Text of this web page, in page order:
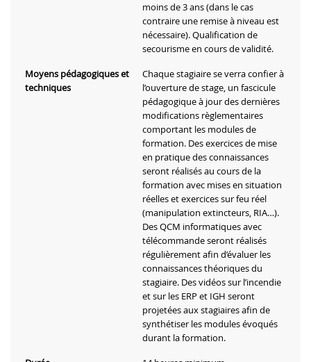
moins de 3 ans (dans le cas
contraire une remise à niveau est
nécessaire). Qualification de
secourisme en cours de validité.
Moyens pédagogiques et
techniques
Chaque stagiaire se verra confier à
l’ouverture de stage, un fascicule
pédagogique à jour des dernières
modifications règlementaires
comportant les modules de
formation. Des exercices de mise
en pratique des connaissances
seront réalisés au cours de la
formation avec mises en situation
réelles et exercices sur feu réel
(manipulation extincteurs, RIA…).
Des QCM informatiques avec
télécommande seront réalisés
régulièrement afin d’évaluer les
connaissances théoriques du
stagiaire. Des vidéos sur l’incendie
et sur les ERP et IGH seront
projetées aux stagiaires afin de
synthétiser les modules évoqués
durant la formation.